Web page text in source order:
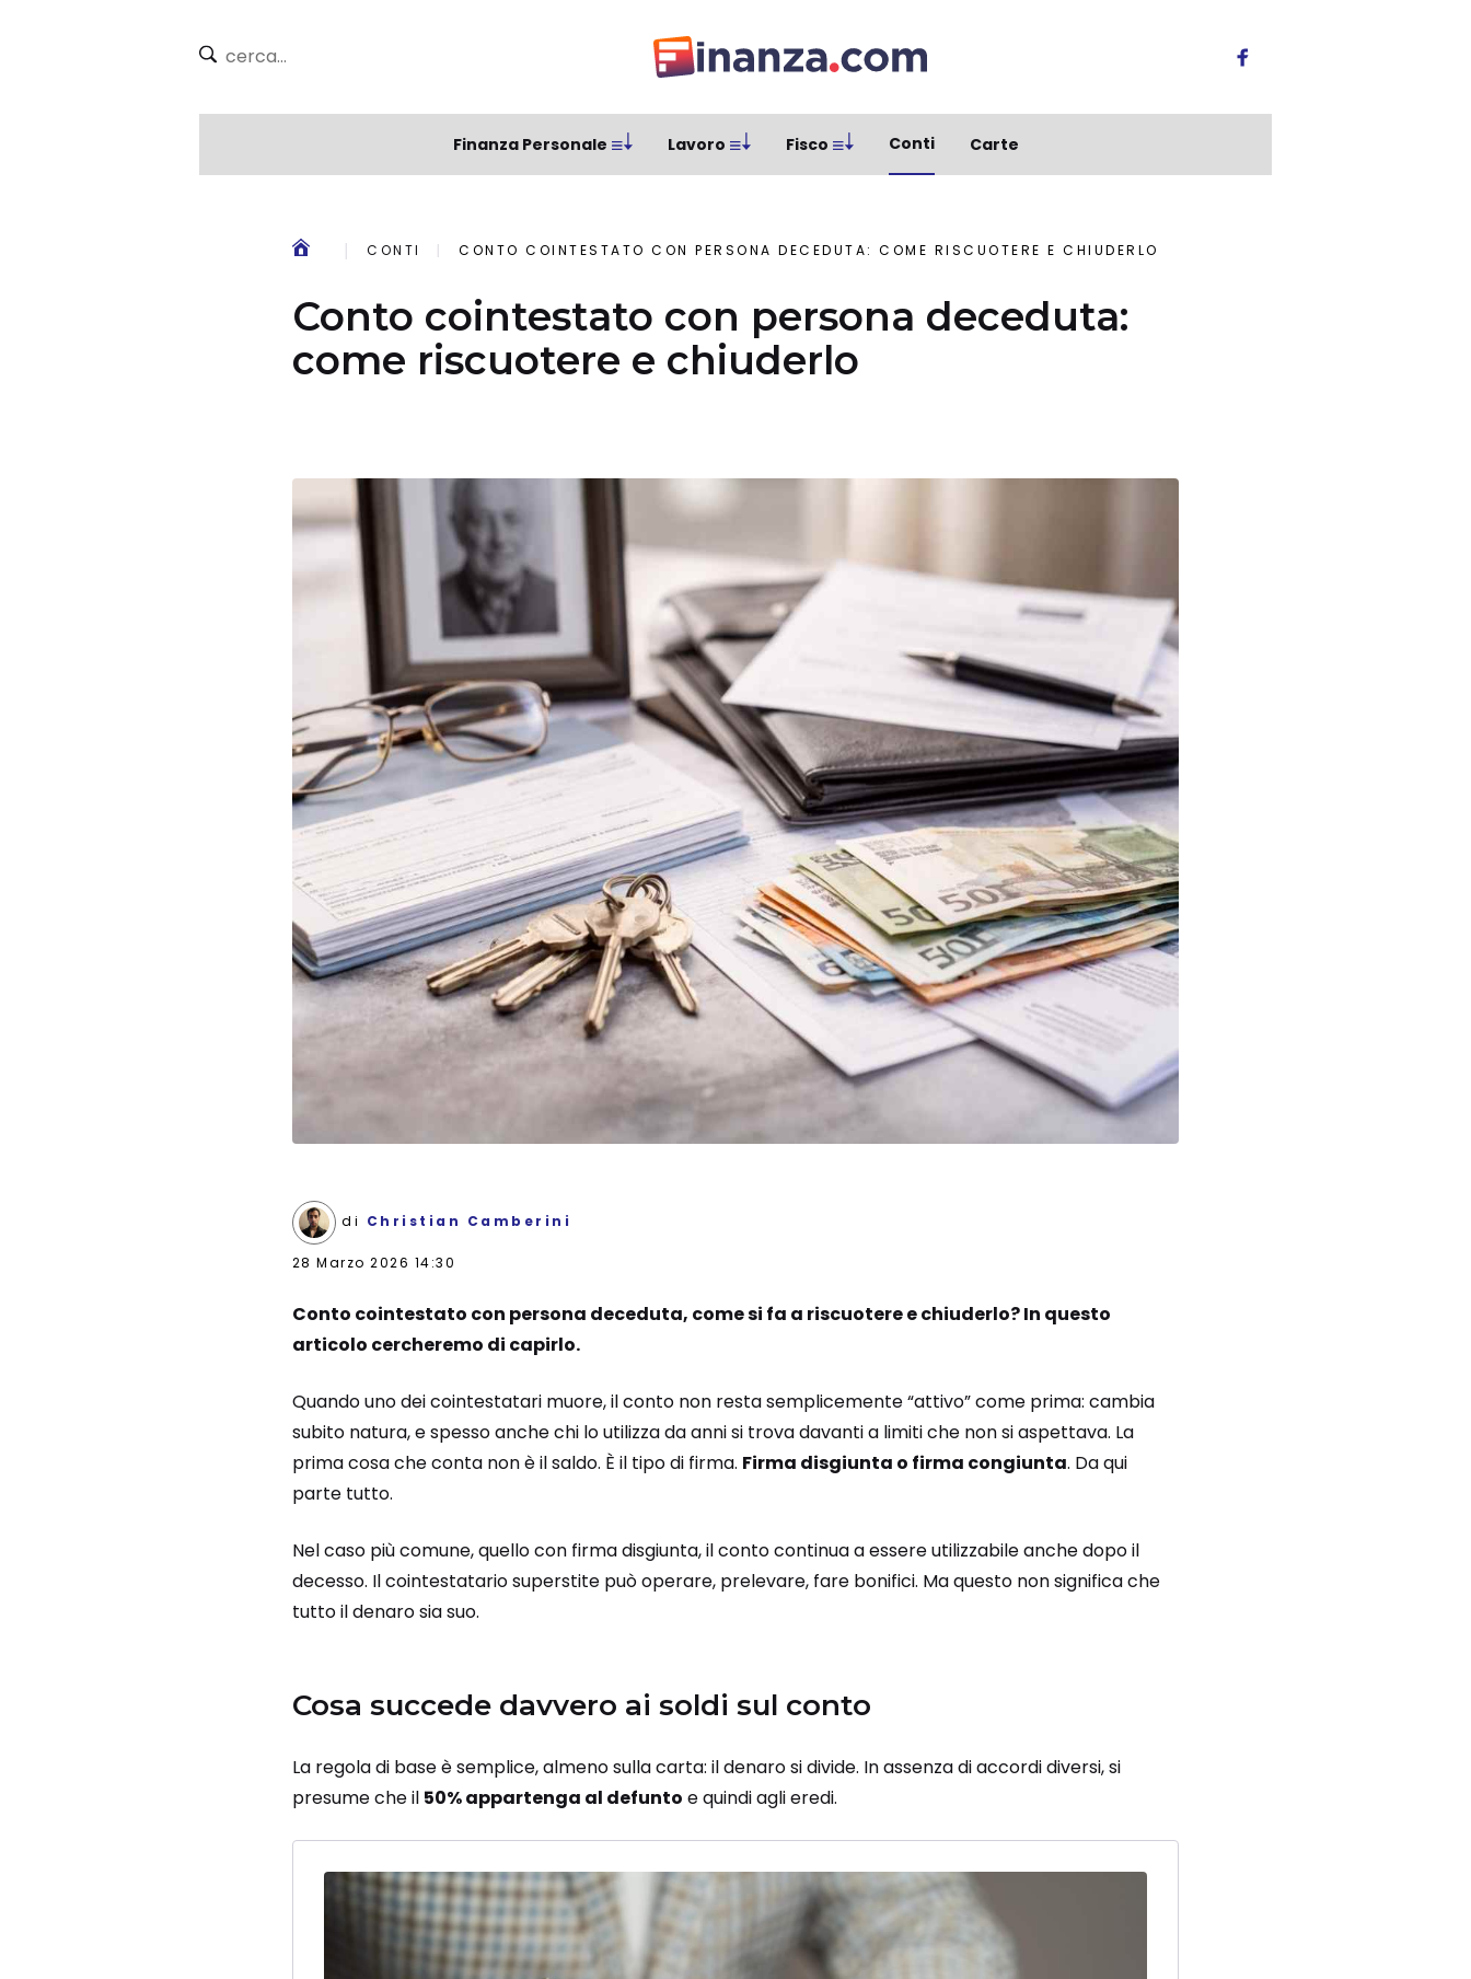
Finanza Personale Lavoro Fisco Conti Carte
CONTI CONTO COINTESTATO CON PERSONA DECEDUTA: COME RISCUOTERE E CHIUDERLO
Conto cointestato con persona deceduta:
come riscuotere e chiuderlo
di Christian Camberini
28 Marzo 2026 14:30
Conto cointestato con persona deceduta, come si fa a riscuotere e chiuderlo? In questo
articolo cercheremo di capirlo.
Quando uno dei cointestatari muore, il conto non resta semplicemente “attivo” come prima: cambia
subito natura, e spesso anche chi lo utilizza da anni si trova davanti a limiti che non si aspettava. La
prima cosa che conta non è il saldo. È il tipo di firma. Firma disgiunta o firma congiunta. Da qui
parte tutto.
Nel caso più comune, quello con firma disgiunta, il conto continua a essere utilizzabile anche dopo il
decesso. Il cointestatario superstite può operare, prelevare, fare bonifici. Ma questo non significa che
tutto il denaro sia suo.
Cosa succede davvero ai soldi sul conto
La regola di base è semplice, almeno sulla carta: il denaro si divide. In assenza di accordi diversi, si
presume che il 50% appartenga al defunto e quindi agli eredi.